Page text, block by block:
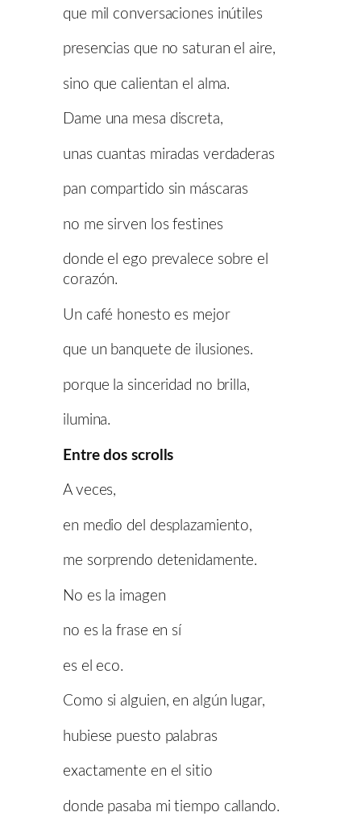
que mil conversaciones inútiles
presencias que no saturan el aire,
sino que calientan el alma.
Dame una mesa discreta,
unas cuantas miradas verdaderas
pan compartido sin máscaras
no me sirven los festines
donde el ego prevalece sobre el
corazón.
Un café honesto es mejor
que un banquete de ilusiones.
porque la sinceridad no brilla,
ilumina.
Entre dos scrolls
A veces,
en medio del desplazamiento,
me sorprendo detenidamente.
No es la imagen
no es la frase en sí
es el eco.
Como si alguien, en algún lugar,
hubiese puesto palabras
exactamente en el sitio
donde pasaba mi tiempo callando.